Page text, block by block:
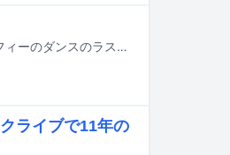
本日6月13日に東京・LINE CUBE SHIBUYA（渋谷公会堂）で行われたフィロソフィーのダンスのラストライブ「The Last Dance ～DFP Forever！～」の模様を収めたライブBlu-rayと、最後の新曲「ダンス・フォー・フィロソフィー」の7inchアナログが9月23日に同時発売されることが決定した。
ライブで11年の